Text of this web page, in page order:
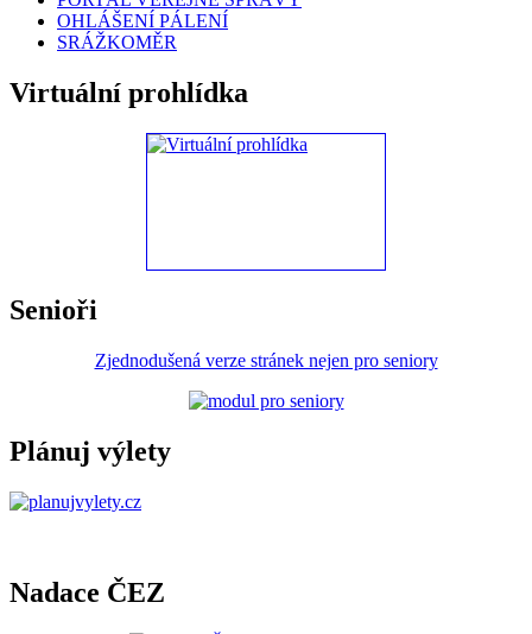
OHLÁŠENÍ PÁLENÍ
SRÁŽKOMĚR
Virtuální prohlídka
Senioři
Zjednodušená verze stránek nejen pro seniory
Plánuj výlety
Nadace ČEZ